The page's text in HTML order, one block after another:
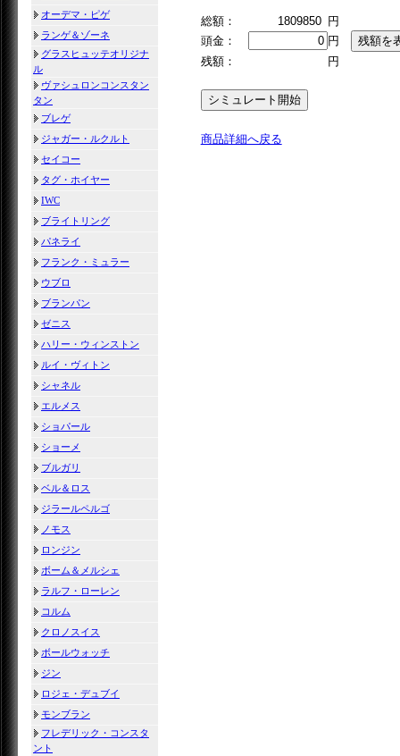
オーデマ・ピゲ
ランゲ＆ゾーネ
グラスヒュッテオリジナ
ル
ヴァシュロンコンスタン
タン
ブレゲ
ジャガー・ルクルト
セイコー
タグ・ホイヤー
IWC
ブライトリング
パネライ
フランク・ミュラー
ウブロ
ブランパン
ゼニス
ハリー・ウィンストン
ルイ・ヴィトン
シャネル
エルメス
ショパール
ショーメ
ブルガリ
ベル＆ロス
ジラールペルゴ
ノモス
ロンジン
ボーム＆メルシェ
ラルフ・ローレン
コルム
クロノスイス
ボールウォッチ
ジン
ロジェ・デュブイ
モンブラン
フレデリック・コンスタ
ント
総額： 1809850 円
頭金：
円
残額：
円
商品詳細へ戻る